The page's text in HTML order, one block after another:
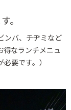
。
ンバ、チヂミなど
得なランチメニュ
要です。）